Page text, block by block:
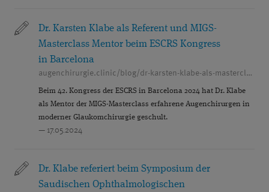
Dr. Karsten Klabe als Referent und MIGS-
Masterclass Mentor beim ESCRS Kongress
in Barcelona
augenchirurgie.clinic/blog/dr-karsten-klabe-als-masterclass-mentor-beim-escrs-kongress-in-barcelona
Beim 42. Kongress der ESCRS in Barcelona 2024 hat Dr. Klabe
als Mentor der MIGS-Masterclass erfahrene Augenchirurgen in
moderner Glaukomchirurgie geschult.
— 17.05.2024
Dr. Klabe referiert beim Symposium der
Saudischen Ophthalmologischen